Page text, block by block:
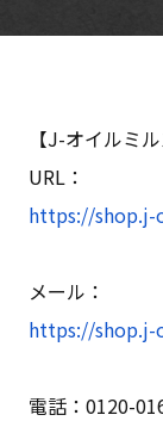
【J-オイルミ
URL：
https://shop.j-
メール：
https://
電話：0120-